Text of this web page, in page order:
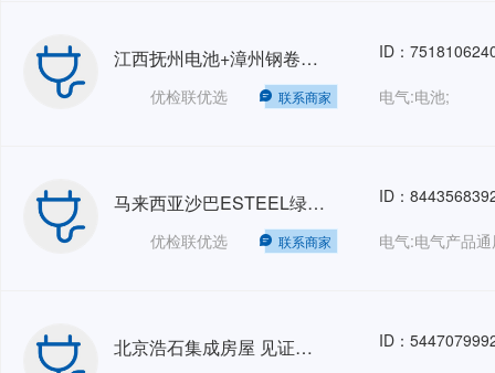
江西抚州电池+漳州钢卷+株洲FAT+ 巴基斯坦SA JDW 杭州+中国能源建设集团浙江 岱山鱼山等人力外包202606GZ HRO
优检联优选 联系商家
ID：
电气:电池;
马来西亚沙巴ESTEEL绿色钢铁自备电站+青山控股-纬达贝铝业多功能天车监造等 SGS-GZ 人力外包HRO
优检联优选 联系商家
ID：
电气:电气产品
北京浩石集成房屋 见证测试 8-9 june+维氏(东莞)企业管理咨询服务有限公司/HSE检验及评估等 SGS-GZ 人力外包HRO ID：